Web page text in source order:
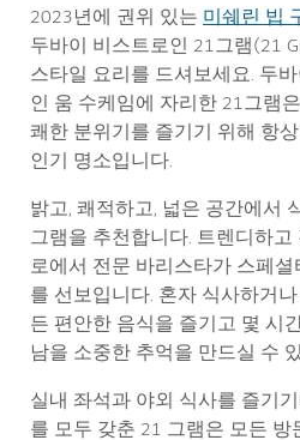
2023년에 권위 있는 미쉐린 빕
두바이 비스트로인 21그램(21
스타일 요리를 드셔보세요. 두
인 움 수케임에 자리한 21그램
쾌한 분위기를 즐기기 위해 항
인기 명소입니다.
밝고, 쾌적하고, 넓은 공간에서
그램을 추천합니다. 트렌디하
로에서 전문 바리스타가 스페
를 선보입니다. 혼자 식사하거
든 편안한 음식을 즐기고 몇 시
남을 소중한 추억을 만드실 수
실내 좌석과 야외 식사를 즐기
를 모두 갖춘 21 그램은 모든